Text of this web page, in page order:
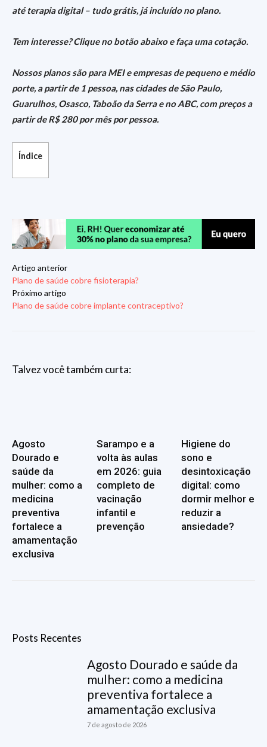
até terapia digital – tudo grátis, já incluído no plano.
Tem interesse? Clique no botão abaixo e faça uma cotação.
Nossos planos são para MEI e empresas de pequeno e médio
porte, a partir de 1 pessoa, nas cidades de São Paulo,
Guarulhos, Osasco, Taboão da Serra e no ABC, com preços a
partir de R$ 280 por mês por pessoa.
Índice
Artigo anterior
Plano de saúde cobre fisioterapia?
Próximo artigo
Plano de saúde cobre implante contraceptivo?
Talvez você também curta:
Agosto
Dourado e
saúde da
mulher: como a
medicina
preventiva
fortalece a
amamentação
exclusiva
Sarampo e a
volta às aulas
em 2026: guia
completo de
vacinação
infantil e
prevenção
Higiene do
sono e
desintoxicação
digital: como
dormir melhor e
reduzir a
ansiedade?
Posts Recentes
Agosto Dourado e saúde da
mulher: como a medicina
preventiva fortalece a
amamentação exclusiva
7 de agosto de 2026